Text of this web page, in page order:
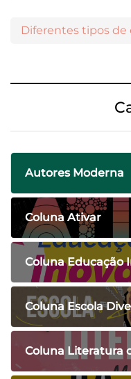
Autores Moderna
Coluna Ativar
Coluna Educação
Coluna Escola
Coluna Literatura